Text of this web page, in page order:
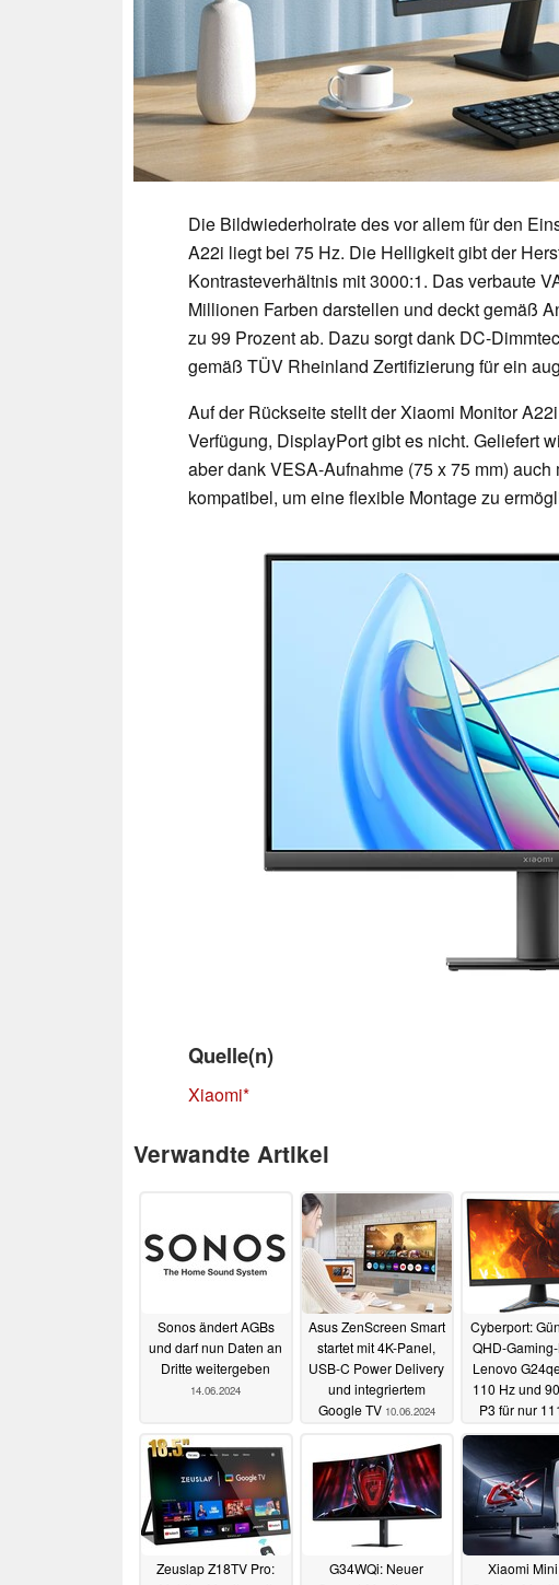
Die Bildwiederholrate des vor allem für den
A22i liegt bei 75 Hz. Die Helligkeit gibt der
Kontrasteverhältnis mit 3000:1. Das verbaute
Millionen Farben darstellen und deckt gemäß
zu 99 Prozent ab. Dazu sorgt dank DC-
gemäß TÜV Rheinland Zertifizierung für ein
Auf der Rückseite stellt der Xiaomi Monitor
Verfügung, DisplayPort gibt es nicht. Geliefert
aber dank VESA-Aufnahme (75 x 75 mm)
kompatibel, um eine flexible Montage zu
Quelle(n)
Xiaomi
Verwandte Artikel
Sonos ändert AGBs
und darf nun Daten an
Dritte weitergeben
14.06.2024
Asus ZenScreen Smart
startet mit 4K-Panel,
USB-C Power Delivery
und integriertem
Google TV 10.06.2024
Cyberport:
QHD-
Lenovo
110 Hz und
P3 für nur
Zeuslap Z18TV Pro:
G34WQi: Neuer
Xiaomi